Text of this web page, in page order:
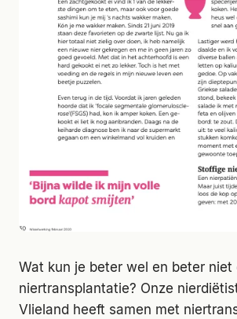
Wat kun je beter wel en beter niet
niertransplantatie? Onze
Vlieland heeft samen met